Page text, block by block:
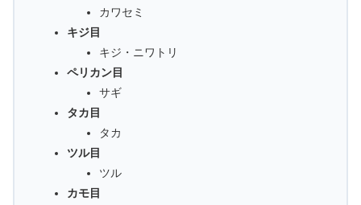
カワセミ
キジ目
キジ・ニワトリ
ペリカン目
サギ
タカ目
タカ
ツル目
ツル
カモ目